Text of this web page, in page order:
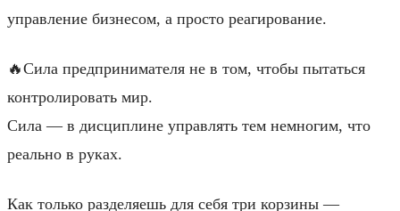
управление бизнесом, а просто реагирование.
🔥Сила предпринимателя не в том, чтобы пытаться
контролировать мир.
Сила — в дисциплине управлять тем немногим, что
реально в руках.
Как только разделяешь для себя три корзины —